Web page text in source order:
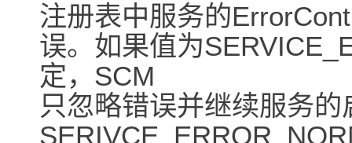
注册表中服务的
误。如果值为
定，SCM
只忽略错误并继续服务